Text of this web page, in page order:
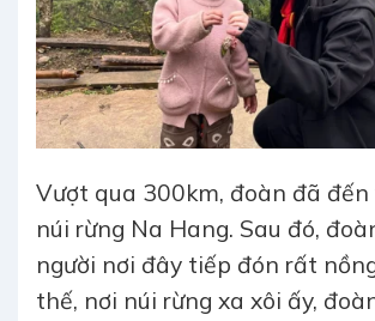
Vượt qua 300km, đoàn đã đến
núi rừng Na Hang. Sau đó,
người nơi đây tiếp đón rất
thế, nơi núi rừng xa xôi ấy,